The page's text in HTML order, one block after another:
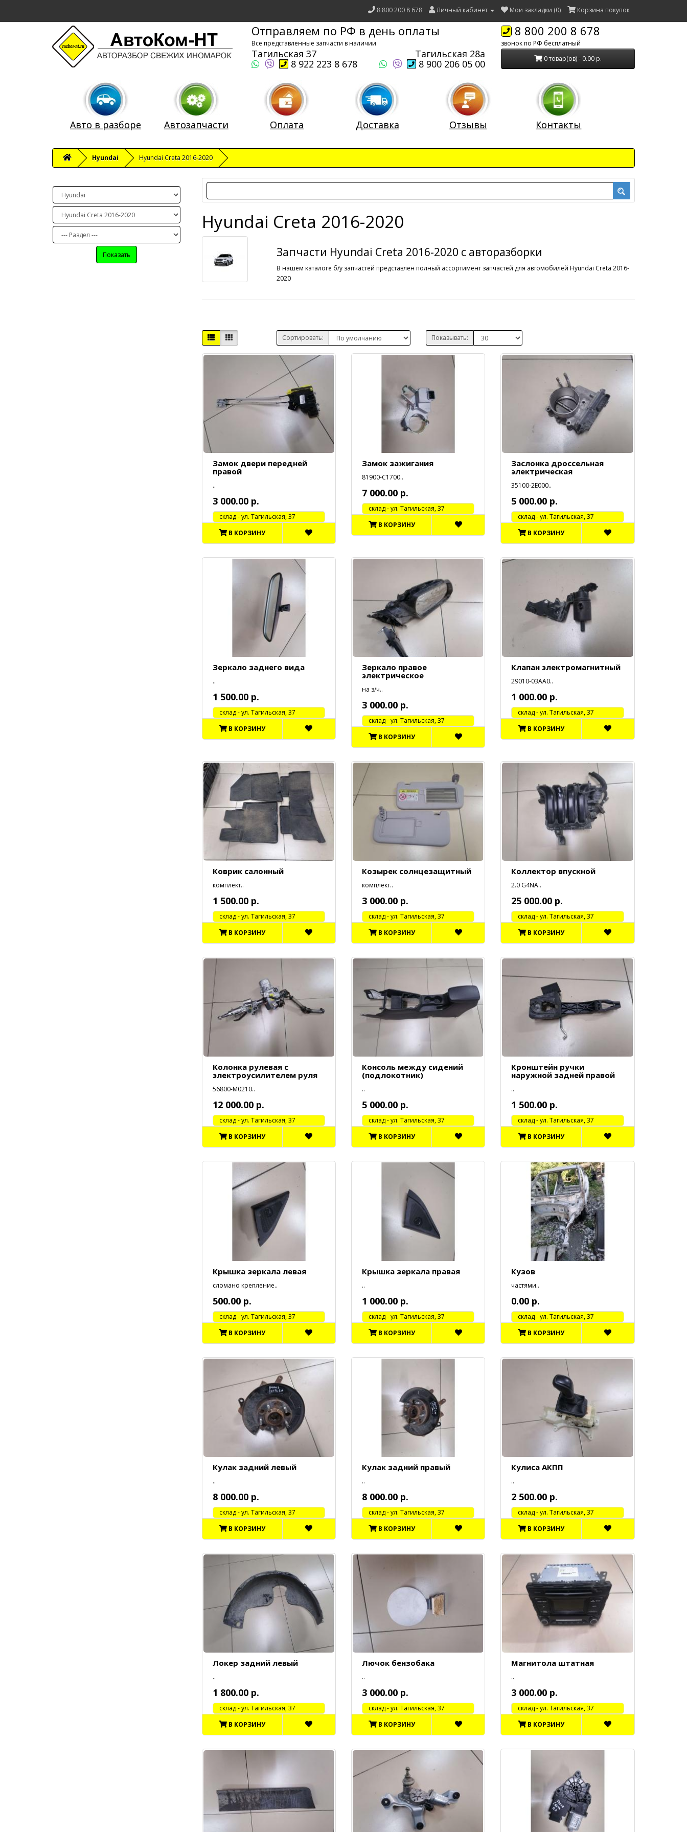
8 800 200 8 678 Личный кабинет Мои закладки (0) Корзина покупок
Отправляем по РФ в день оплаты
Все представленные запчасти в наличии
Тагильская 37
Тагильская 28а
8 922 223 8 678
8 900 206 05 00
8 800 200 8 678
звонок по РФ бесплатный
0 товар(ов) - 0.00 р.
Авто в разборе Автозапчасти Оплата Доставка Отзывы Контакты
Hyundai Hyundai Creta 2016-2020
Показать
Hyundai Creta 2016-2020
Запчасти Hyundai Creta 2016-2020 с авторазборки
В нашем каталоге б/у запчастей представлен полный ассортимент запчастей для автомобилей Hyundai Creta 2016-
2020
Сортировать: Показывать:
Замок двери передней
правой
..
3 000.00 р.
cклад - ул. Тагильская, 37
В КОРЗИНУ
Замок зажигания
81900-С1700..
7 000.00 р.
cклад - ул. Тагильская, 37
В КОРЗИНУ
Заслонка дроссельная
электрическая
35100-2Е000..
5 000.00 р.
cклад - ул. Тагильская, 37
В КОРЗИНУ
Зеркало заднего вида
..
1 500.00 р.
cклад - ул. Тагильская, 37
В КОРЗИНУ
Зеркало правое
электрическое
на з/ч..
3 000.00 р.
cклад - ул. Тагильская, 37
В КОРЗИНУ
Клапан электромагнитный
29010-03АА0..
1 000.00 р.
cклад - ул. Тагильская, 37
В КОРЗИНУ
Коврик салонный
комплект..
1 500.00 р.
cклад - ул. Тагильская, 37
В КОРЗИНУ
Козырек солнцезащитный
комплект..
3 000.00 р.
cклад - ул. Тагильская, 37
В КОРЗИНУ
Коллектор впускной
2.0 G4NA..
25 000.00 р.
cклад - ул. Тагильская, 37
В КОРЗИНУ
Колонка рулевая с
электроусилителем руля
56800-М0210..
12 000.00 р.
cклад - ул. Тагильская, 37
В КОРЗИНУ
Консоль между сидений
(подлокотник)
..
5 000.00 р.
cклад - ул. Тагильская, 37
В КОРЗИНУ
Кронштейн ручки
наружной задней правой
..
1 500.00 р.
cклад - ул. Тагильская, 37
В КОРЗИНУ
Крышка зеркала левая
сломано крепление..
500.00 р.
cклад - ул. Тагильская, 37
В КОРЗИНУ
Крышка зеркала правая
..
1 000.00 р.
cклад - ул. Тагильская, 37
В КОРЗИНУ
Кузов
частями..
0.00 р.
cклад - ул. Тагильская, 37
В КОРЗИНУ
Кулак задний левый
..
8 000.00 р.
cклад - ул. Тагильская, 37
В КОРЗИНУ
Кулак задний правый
..
8 000.00 р.
cклад - ул. Тагильская, 37
В КОРЗИНУ
Кулиса АКПП
..
2 500.00 р.
cклад - ул. Тагильская, 37
В КОРЗИНУ
Локер задний левый
..
1 800.00 р.
cклад - ул. Тагильская, 37
В КОРЗИНУ
Лючок бензобака
..
3 000.00 р.
cклад - ул. Тагильская, 37
В КОРЗИНУ
Магнитола штатная
..
3 000.00 р.
cклад - ул. Тагильская, 37
В КОРЗИНУ